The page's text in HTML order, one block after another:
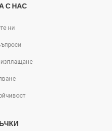
С НАС
ни
изплащане